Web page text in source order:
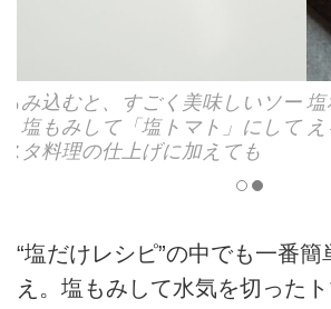
塩和えは塩もみ後、水気を切った
えるだけ。疲れていても、さっと
“塩だけレシピ”の中でも一番
え。塩もみして水気を切った